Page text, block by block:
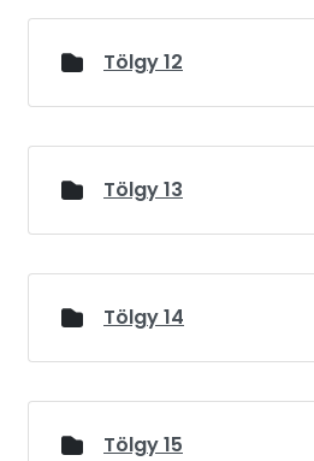
Tölgy 12
Tölgy 13
Tölgy 14
Tölgy 15